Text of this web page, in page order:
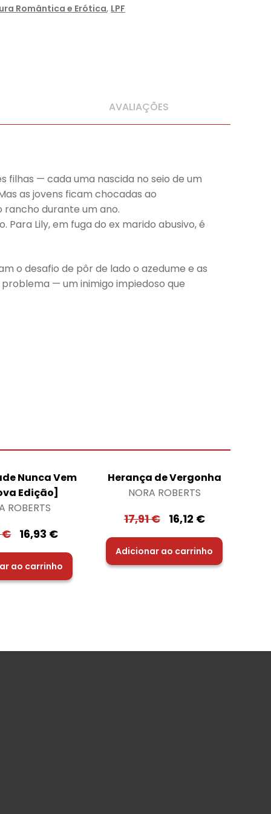
Romântica e Erótica, LPF
AVALIAÇÕES
filhas — cada uma nascida no seio de um
as jovens ficam chocadas ao
durante um ano.
Lily, em fuga do ex marido abusivo, é
o desafio de pôr de lado o azedume e as
— um inimigo impiedoso que
Nunca Vem
Edição]
ROBERTS
€ 16,93 €
ao carrinho
Herança de Vergonha
NORA ROBERTS
17,91€ 16,12 €
Adicionar ao carrinho